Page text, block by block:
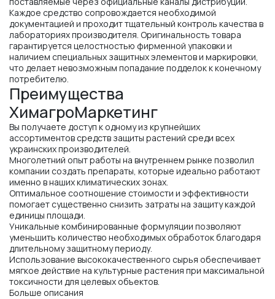
Каждое средство сопровождается необходимой
документацией и проходит тщательный контроль качества в
лабораториях производителя. Оригинальность товара
гарантируется целостностью фирменной упаковки и
наличием специальных защитных элементов и маркировки,
что делает невозможным попадание подделок к конечному
потребителю.
Преимущества
ХимагроМаркетинг
Вы получаете доступ к одному из крупнейших
ассортиментов средств защиты растений среди всех
украинских производителей.
Многолетний опыт работы на внутреннем рынке позволил
компании создать препараты, которые идеально работают
именно в наших климатических зонах.
Оптимальное соотношение стоимости и эффективности
помогает существенно снизить затраты на защиту каждой
единицы площади.
Уникальные комбинированные формуляции позволяют
уменьшить количество необходимых обработок благодаря
длительному защитному периоду.
Использование высококачественного сырья обеспечивает
мягкое действие на культурные растения при максимальной
токсичности для целевых объектов.
Больше описания